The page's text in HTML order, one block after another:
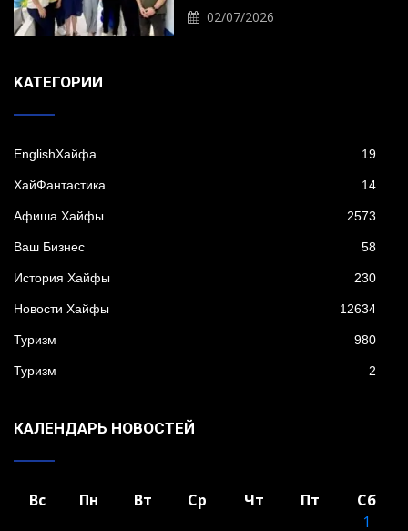
02/07/2026
KАТЕГОРИИ
EnglishХайфа 19
XайФантастика 14
Афиша Хайфы 2573
Ваш Бизнес 58
История Хайфы 230
Новости Хайфы 12634
Туризм 980
Туризм 2
КАЛЕНДАРЬ НОВОСТЕЙ
Вс Пн Вт Ср Чт Пт
Сб
1